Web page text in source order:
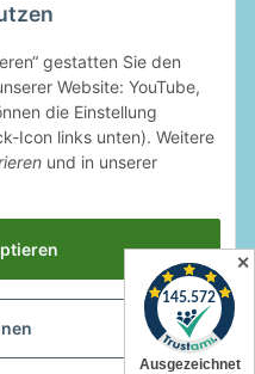
gestatten Sie den
Website: YouTube,
die Einstellung
Icon links unten). Weitere
und in unserer
✕